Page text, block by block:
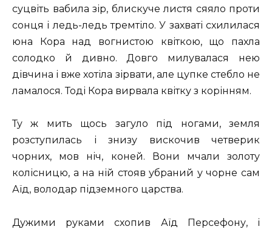
суцвіть вабила зір, блискуче листя сяяло проти
сонця і ледь-ледь тремтіло. У захваті схилилася
юна Кора над вогнистою квіткою, що пахла
солодко й дивно. Довго милувалася нею
дівчина і вже хотіла зірвати, але цупке стебло не
ламалося. Тоді Кора вирвала квітку з корінням.
Ту ж мить щось загуло під ногами, земля
розступилась і знизу вискочив четверик
чорних, мов ніч, коней. Вони мчали золоту
колісницю, а на ній стояв убраний у чорне сам
Аїд, володар підземного царства.
Дужими руками схопив Аїд Персефону, і